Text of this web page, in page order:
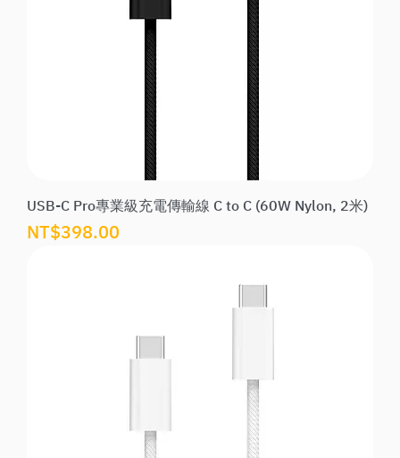
USB-C Pro專業級充電傳輸線 C to C (60W Nylon, 2米)
價格
NT$398.00